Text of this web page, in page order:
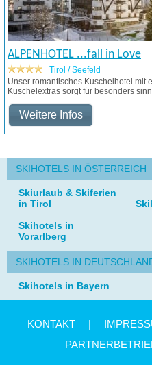
ALPENHOTEL ...fall in Love
Tirol / Seefeld
Unser romantisches Kuschelhotel mit
Kuschelextras sorgt für besonders
Weitere Infos
SKIHOTELS IN ÖSTERREICH
Skiurlaub & Skiferien
in Tirol
Skihotels in
Vorarlberg
SKIHOTELS IN
Skihotels in Bayern
KONTAKT |